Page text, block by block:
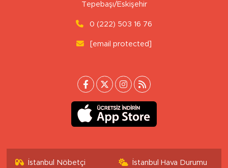
Tepebaşı/Eskişehir
0 (222) 503 16 76
[email protected]
İstanbul Nöbetçi
İstanbul Hava Durumu